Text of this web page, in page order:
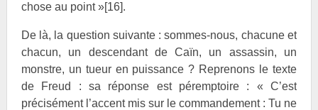
chose au point »[16].
De là, la question suivante : sommes-nous, chacune et
chacun, un descendant de Caïn, un assassin, un
monstre, un tueur en puissance ? Reprenons le texte
de Freud : sa réponse est péremptoire : « C’est
précisément l’accent mis sur le commandement : Tu ne